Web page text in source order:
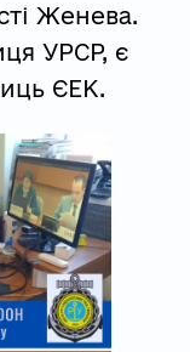
Женева.
УРСР, є
ЄЕК.